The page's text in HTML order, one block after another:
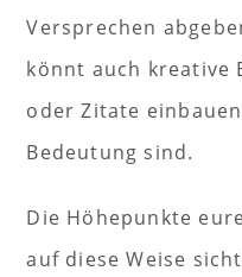
Versprechen
könnt auch kreative
oder Zitate
Bedeutung sind.
Die Höhepunkte
auf diese Weise